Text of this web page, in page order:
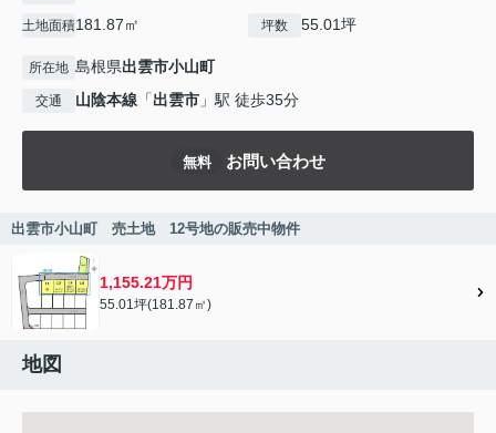
土地面積181.87㎡ 坪数 55.01坪
所在地 島根県出雲市小山町
交通 山陰本線 「出雲市 」駅 徒歩35分
無料 お問い合わせ
出雲市小山町 売土地 12号地の販売中物件
1,155.21万円
55.01坪(181.87㎡)
地図